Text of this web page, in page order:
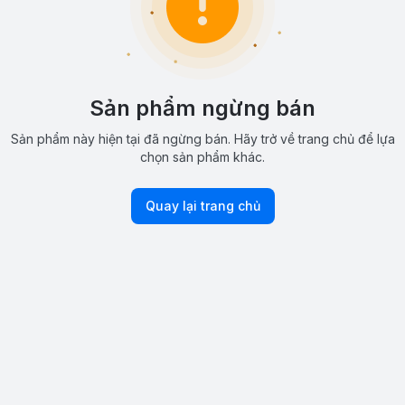
Sản phẩm ngừng bán
Sản phẩm này hiện tại đã ngừng bán. Hãy trở về trang chủ để lựa
chọn sản phẩm khác.
Quay lại trang chủ